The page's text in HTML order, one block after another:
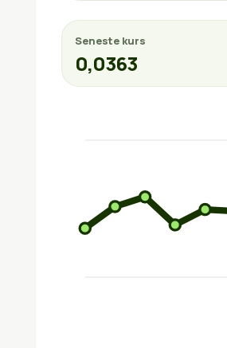
Seneste kurs
0,0363